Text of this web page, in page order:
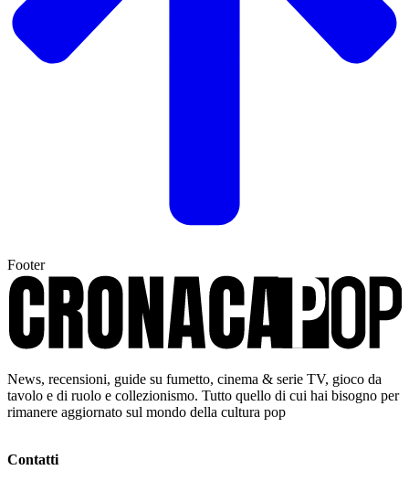
Footer
News, recensioni, guide su fumetto, cinema & serie TV, gioco da
tavolo e di ruolo e collezionismo. Tutto quello di cui hai bisogno per
rimanere aggiornato sul mondo della cultura pop
Contatti